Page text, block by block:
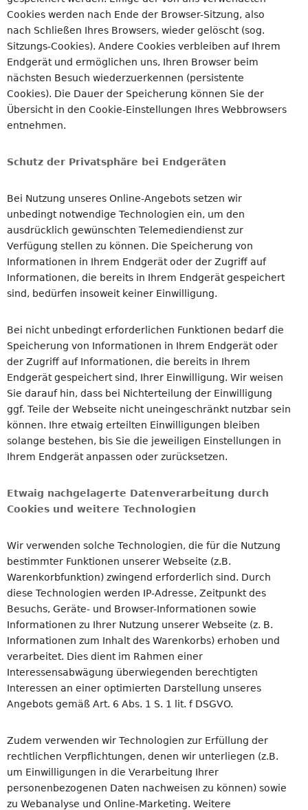
Cookies werden nach Ende der Browser-Sitzung, also
nach Schließen Ihres Browsers, wieder gelöscht (sog.
Sitzungs-Cookies). Andere Cookies verbleiben auf Ihrem
Endgerät und ermöglichen uns, Ihren Browser beim
nächsten Besuch wiederzuerkennen (persistente
Cookies). Die Dauer der Speicherung können Sie der
Übersicht in den Cookie-Einstellungen Ihres Webbrowsers
entnehmen.
Schutz der Privatsphäre bei Endgeräten
Bei Nutzung unseres Online-Angebots setzen wir
unbedingt notwendige Technologien ein, um den
ausdrücklich gewünschten Telemediendienst zur
Verfügung stellen zu können. Die Speicherung von
Informationen in Ihrem Endgerät oder der Zugriff auf
Informationen, die bereits in Ihrem Endgerät gespeichert
sind, bedürfen insoweit keiner Einwilligung.
Bei nicht unbedingt erforderlichen Funktionen bedarf die
Speicherung von Informationen in Ihrem Endgerät oder
der Zugriff auf Informationen, die bereits in Ihrem
Endgerät gespeichert sind, Ihrer Einwilligung. Wir weisen
Sie darauf hin, dass bei Nichterteilung der Einwilligung
ggf. Teile der Webseite nicht uneingeschränkt nutzbar sein
können. Ihre etwaig erteilten Einwilligungen bleiben
solange bestehen, bis Sie die jeweiligen Einstellungen in
Ihrem Endgerät anpassen oder zurücksetzen.
Etwaig nachgelagerte Datenverarbeitung durch
Cookies und weitere Technologien
Wir verwenden solche Technologien, die für die Nutzung
bestimmter Funktionen unserer Webseite (z.B.
Warenkorbfunktion) zwingend erforderlich sind. Durch
diese Technologien werden IP-Adresse, Zeitpunkt des
Besuchs, Geräte- und Browser-Informationen sowie
Informationen zu Ihrer Nutzung unserer Webseite (z. B.
Informationen zum Inhalt des Warenkorbs) erhoben und
verarbeitet. Dies dient im Rahmen einer
Interessensabwägung überwiegenden berechtigten
Interessen an einer optimierten Darstellung unseres
Angebots gemäß Art. 6 Abs. 1 S. 1 lit. f DSGVO.
Zudem verwenden wir Technologien zur Erfüllung der
rechtlichen Verpflichtungen, denen wir unterliegen (z.B.
um Einwilligungen in die Verarbeitung Ihrer
personenbezogenen Daten nachweisen zu können) sowie
zu Webanalyse und Online-Marketing. Weitere